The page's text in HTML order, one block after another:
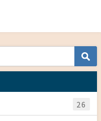
26